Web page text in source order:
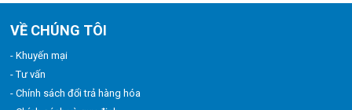
VỀ CHÚNG TÔI
- Khuyến mại
- Tư vấn
- Chính sách đổi trả hàng hóa